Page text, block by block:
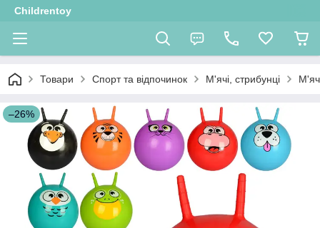
Childrentoy
Товари Спорт та відпочинок М'ячі, стрибунці М'яч
–26%